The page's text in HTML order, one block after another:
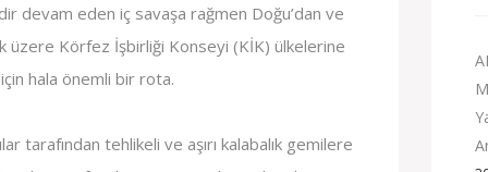
devam eden iç savaşa rağmen Doğu’dan ve
üzere Körfez İşbirliği Konseyi (KİK) ülkelerine
hala önemli bir rota.
tarafından tehlikeli ve aşırı kalabalık gemilere